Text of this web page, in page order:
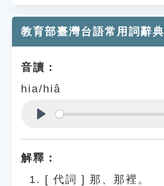
教育部臺灣台語常用詞辭典
音讀：
hia/hiâ
解釋：
[ 代詞 ] 那、那裡。